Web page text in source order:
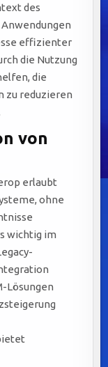
des
effizienter
die Nutzung
die
zu reduzieren
von
erlaubt
ohne
wichtig im
Lösungen